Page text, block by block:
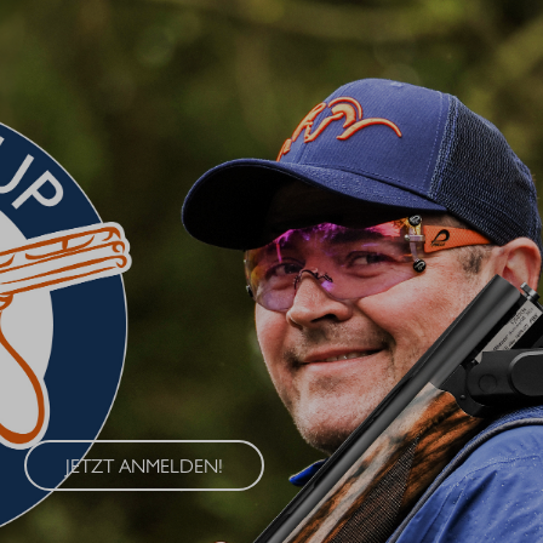
BLASER CUP 2026
Erleben Sie den Blaser Cup 2026 – eine exklusive Serie von
Wettkämpfen im Wurfscheibenschießen, die an vier
renommierten Standorten in Deutschland ausgetragen wird. Der
Blaser Cup bietet Schützen aller Klassen die Möglichkeit, ihre
Fähigkeiten im sportlichen Wettkampf unter Beweis zu stellen.
JETZT ANMELDEN!